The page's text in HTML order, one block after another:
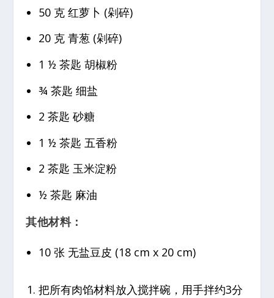
50 克 红萝卜 (剁碎)
20 克 青葱 (剁碎)
1 ½ 茶匙 胡椒粉
¾ 茶匙 细盐
2 茶匙 砂糖
1 ½ 茶匙 五香粉
2 茶匙 玉米淀粉
½ 茶匙 麻油
其他材料：
10 张 无盐豆皮 (18 cm x 20 cm)
把所有肉馅材料放入搅拌碗，用手拌约3分